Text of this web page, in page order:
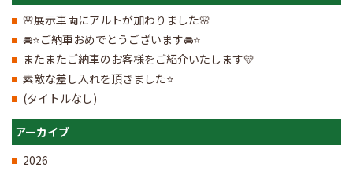
🌸展示車両にアルトが加わりました🌸
🚘⭐ご納車おめでとうございます🚘⭐
またまたご納車のお客様をご紹介いたします💛
素敵な差し入れを頂きました⭐
(タイトルなし)
アーカイブ
2026